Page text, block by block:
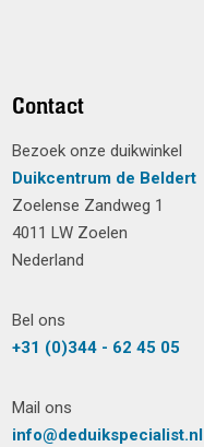
Contact
Bezoek onze duikwinkel
Duikcentrum de Beldert
Zoelense Zandweg 1
4011 LW Zoelen
Nederland
Bel ons
+31 (0)344 - 62 45 05
Mail ons
info@deduikspecialist.nl